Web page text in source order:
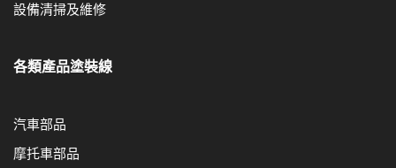
設備清掃及維修
各類產品塗裝線
汽車部品
摩托車部品